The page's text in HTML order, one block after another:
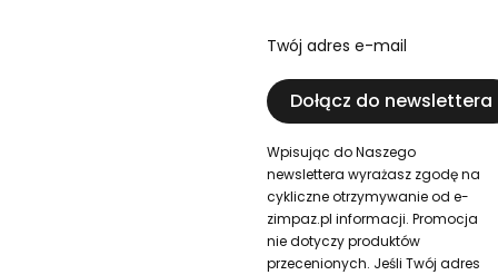
Twój adres e-mail
Dołącz do newslettera
Wpisując do Naszego
newslettera wyrażasz zgodę na
cykliczne otrzymywanie od e-
zimpaz.pl informacji. Promocja
nie dotyczy produktów
przecenionych. Jeśli Twój adres